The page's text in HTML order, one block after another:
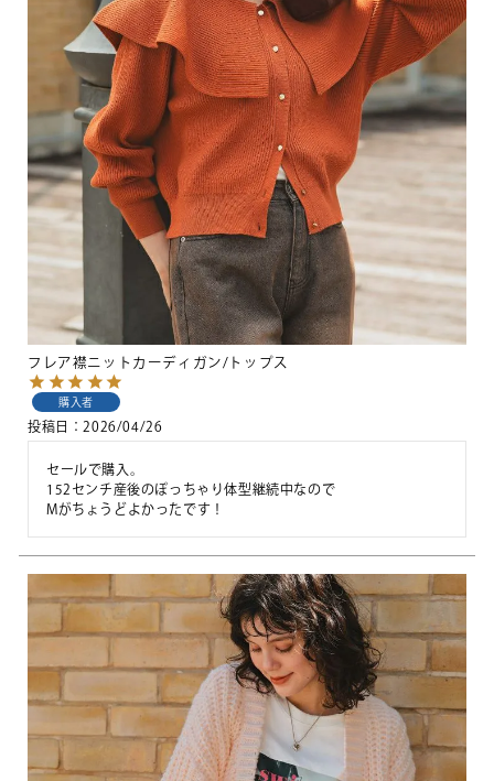
フレア襟ニットカーディガン/トップス
購入者
投稿日 2026/04/26
セールで購入。
152センチ産後のぽっちゃり体型継続中なので
Mがちょうどよかったです！